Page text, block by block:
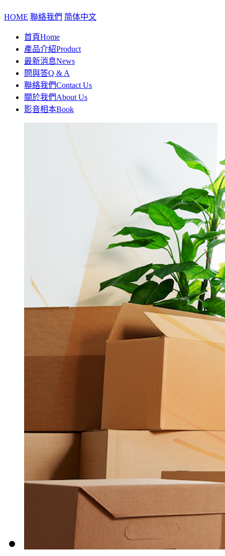
HOME 聯絡我們 简体中文
首頁Home
產品介紹Product
最新消息News
問與答Q & A
聯絡我們Contact Us
關於我們About Us
影音相本Book